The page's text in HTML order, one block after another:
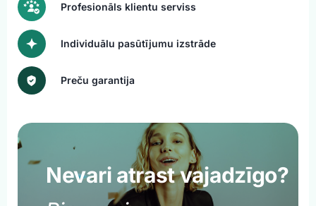
Profesionāls klientu serviss
Individuālu pasūtījumu izstrāde
Preču garantija
Nevari atrast vajadzīgo?